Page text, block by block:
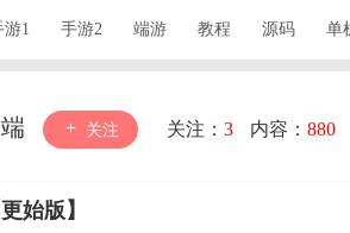
游1 手游2 端游 教程 源码 单
关注 关注： 3 内容： 880
始版】